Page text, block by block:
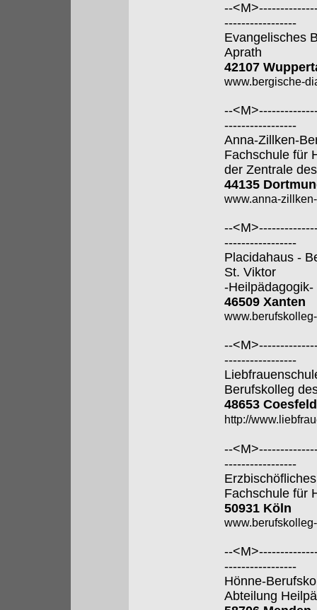
--
-----------------
Evangelisches
Aprath
42107
www.bergische-
--
-----------------
Anna-Zillken-
Fachschule für
der Zentrale
44135
www.anna-
--
-----------------
Placidahaus -
St. Viktor
-Heilpädagogik-
46509 Xanten
--
-----------------
Berufskolleg
48653 Coesfeld
http://
--
-----------------
Fachschule für
50931 Köln
--
-----------------
Hönne-
Abteilung